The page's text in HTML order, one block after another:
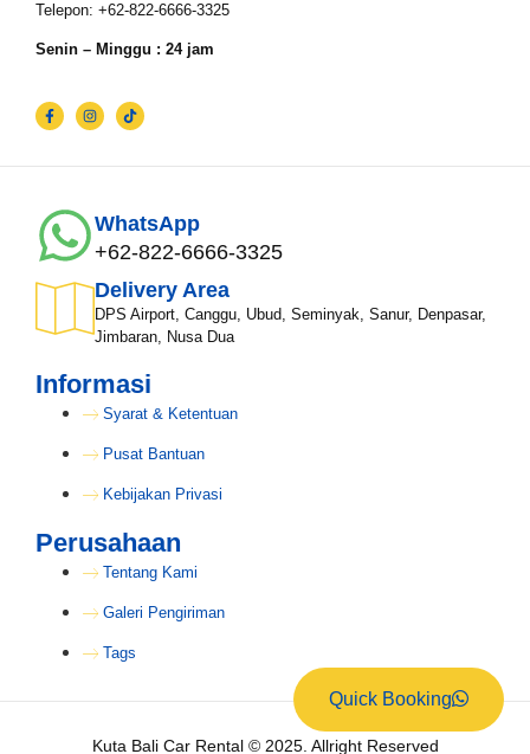
Quick Booking
Telepon: +62-822-6666-3325
Senin – Minggu : 24 jam
WhatsApp
+62-822-6666-3325
Delivery Area
DPS Airport, Canggu, Ubud, Seminyak, Sanur, Denpasar,
Jimbaran, Nusa Dua
Informasi
Syarat & Ketentuan
Pusat Bantuan
Kebijakan Privasi
Perusahaan
Tentang Kami
Galeri Pengiriman
Tags
Kuta Bali Car Rental © 2025. Allright Reserved